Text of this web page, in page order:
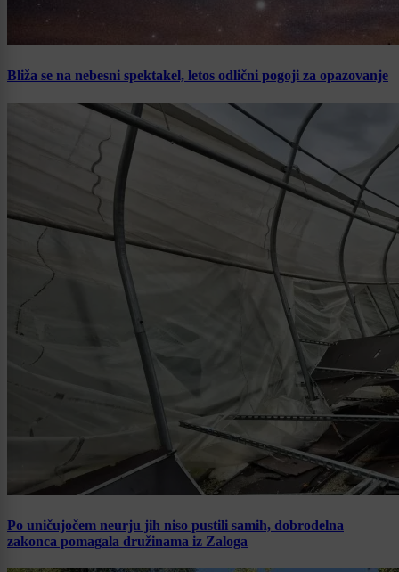
Bliža se na nebesni spektakel, letos odlični pogoji za opazovanje
Po uničujočem neurju jih niso pustili samih, dobrodelna
zakonca pomagala družinama iz Zaloga